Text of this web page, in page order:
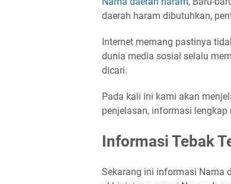
daerah haram dibutuhkan,
Internet memang pastinya
dunia media sosial selalu
dicari.
Pada kali ini kami akan
penjelasan, informasi
Informasi Tebak
Sekarang ini informasi Nama